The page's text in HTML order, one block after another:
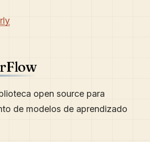
open source para
de modelos de aprendizado